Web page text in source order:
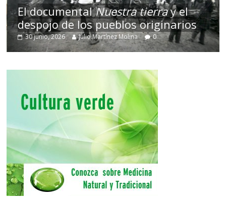
El documentalNuestra tierray el
despojo de los pueblos originarios
30 junio, 2026 Julio Martínez Molina 0